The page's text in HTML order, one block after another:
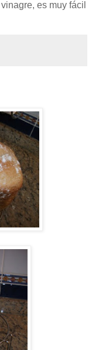
es muy fácil